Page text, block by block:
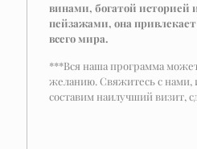
винами, богатой
пейзажами, она
всего мира.
***Вся наша программа
желанию. Свяжитесь с нами,
составим наилучший визит,